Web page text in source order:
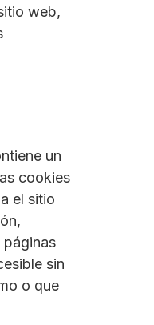
web,
un
cookies
el sitio
sin
o que